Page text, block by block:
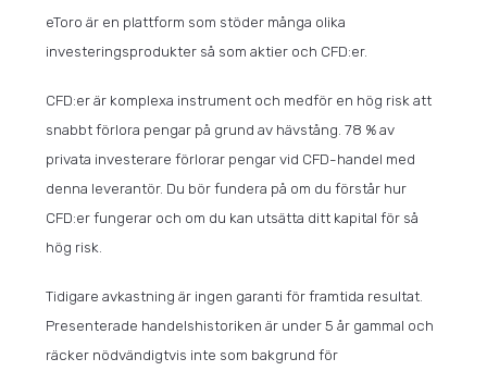
eToro är en plattform som stöder många olika
investeringsprodukter så som aktier och CFD:er.
CFD:er är komplexa instrument och medför en hög risk att
snabbt förlora pengar på grund av hävstång. 78 % av
privata investerare förlorar pengar vid CFD-handel med
denna leverantör. Du bör fundera på om du förstår hur
CFD:er fungerar och om du kan utsätta ditt kapital för så
hög risk.
Tidigare avkastning är ingen garanti för framtida resultat.
Presenterade handelshistoriken är under 5 år gammal och
räcker nödvändigtvis inte som bakgrund för